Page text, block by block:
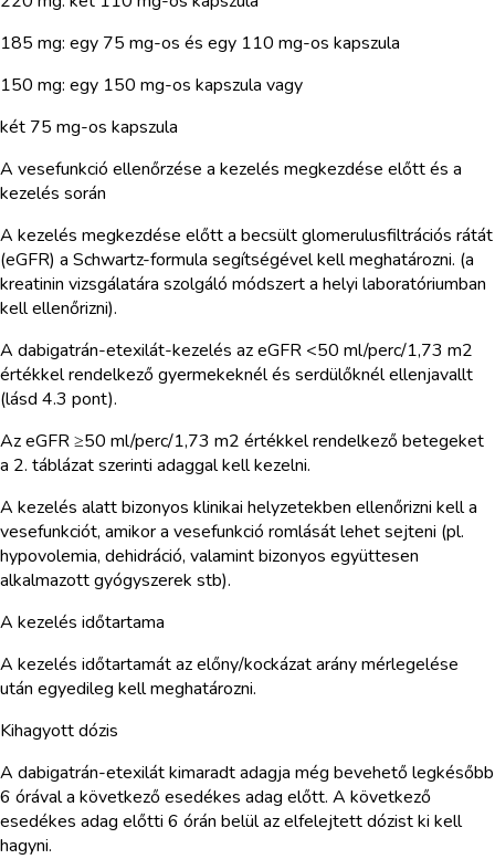
185 mg: egy 75 mg-os és egy 110 mg-os kapszula
150 mg: egy 150 mg-os kapszula vagy
két 75 mg-os kapszula
A vesefunkció ellenőrzése a kezelés megkezdése előtt és a
kezelés során
A kezelés megkezdése előtt a becsült glomerulusfiltrációs rátát
(eGFR) a Schwartz-formula segítségével kell meghatározni. (a
kreatinin vizsgálatára szolgáló módszert a helyi laboratóriumban
kell ellenőrizni).
A dabigatrán-etexilát-kezelés az eGFR <50 ml/perc/1,73 m2
értékkel rendelkező gyermekeknél és serdülőknél ellenjavallt
(lásd 4.3 pont).
Az eGFR ≥50 ml/perc/1,73 m2 értékkel rendelkező betegeket
a 2. táblázat szerinti adaggal kell kezelni.
A kezelés alatt bizonyos klinikai helyzetekben ellenőrizni kell a
vesefunkciót, amikor a vesefunkció romlását lehet sejteni (pl.
hypovolemia, dehidráció, valamint bizonyos együttesen
alkalmazott gyógyszerek stb).
A kezelés időtartama
A kezelés időtartamát az előny/kockázat arány mérlegelése
után egyedileg kell meghatározni.
Kihagyott dózis
A dabigatrán-etexilát kimaradt adagja még bevehető legkésőbb
6 órával a következő esedékes adag előtt. A következő
esedékes adag előtti 6 órán belül az elfelejtett dózist ki kell
hagyni.